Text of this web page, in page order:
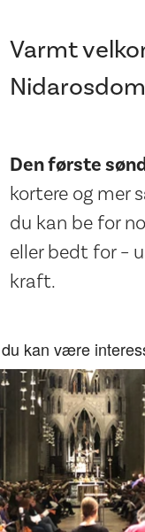
Varmt
Den første
kortere og mer
du kan be for
eller bedt for –
kraft.
kan være